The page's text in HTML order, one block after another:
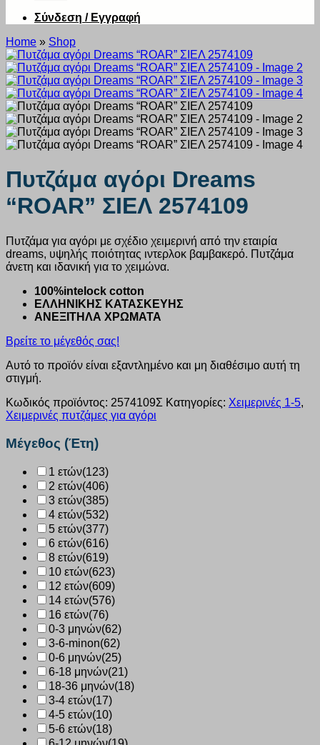
Σύνδεση / Εγγραφή
Home » Shop
Πυτζάμα αγόρι Dreams
“ROAR” ΣΙΕΛ 2574109
Πυτζάμα για αγόρι με σχέδιο χειμερινή από την εταιρία
dreams, υψηλής ποιότητας ιντερλοκ βαμβακερό. Πυτζάμα
άνετη και ιδανική για το χειμώνα.
100%intelock cotton
ΕΛΛΗΝΙΚΗΣ ΚΑΤΑΣΚΕΥΗΣ
ΑΝΕΞΙΤΗΛΑ ΧΡΩΜΑΤΑ
Βρείτε το μέγεθός σας!
Αυτό το προϊόν είναι εξαντλημένο και μη διαθέσιμο αυτή τη
στιγμή.
Κωδικός προϊόντος: 2574109Σ Κατηγορίες: Χειμερινές 1-5,
Χειμερινές πυτζάμες για αγόρι
Μέγεθος (Έτη)
1 ετών(123)
2 ετών(406)
3 ετών(385)
4 ετών(532)
5 ετών(377)
6 ετών(616)
8 ετών(619)
10 ετών(623)
12 ετών(609)
14 ετών(576)
16 ετών(76)
0-3 μηνών(62)
3-6-minon(62)
0-6 μηνών(25)
6-18 μηνών(21)
18-36 μηνών(18)
3-4 ετών(17)
4-5 ετών(10)
5-6 ετών(18)